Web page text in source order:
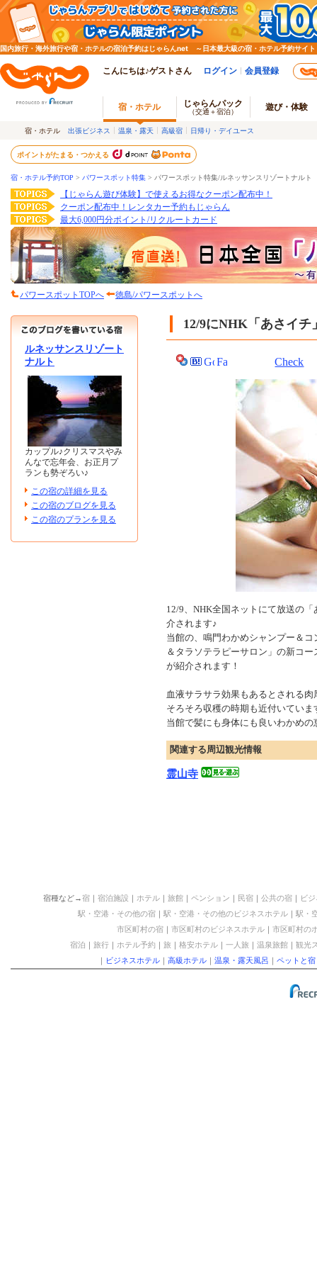
国内旅行・海外旅行や宿・ホテルの宿泊予約はじゃらんnet ～日本最大級の宿・ホテル予約サイト
こんにちは♪ゲストさん ログイン 会員登録
宿・ホテル じゃらんパック
（交通＋宿泊） 遊び・体験
宿・ホテル 出張ビジネス 温泉・露天 高級宿 日帰り・デイユース
ポイントがたまる・つかえる
宿・ホテル予約TOP > パワースポット特集 > パワースポット特集/ルネッサンスリゾートナルト
【じゃらん遊び体験】で使えるお得なクーポン配布中！
クーポン配布中！レンタカー予約もじゃらん
最大6,000円分ポイント/リクルートカード
パワースポットTOPへ 徳島/パワースポットへ
ルネッサンスリゾート
ナルト
カップル♪クリスマスやみ
んなで忘年会、お正月プ
ランも勢ぞろい♪
この宿の詳細を見る
この宿のブログを見る
この宿のプランを見る
12/9にNHK「あさイチ
Check
12/9、NHK全国ネットにて放送の
介されます♪
当館の、鳴門わかめシャンプー＆
＆タラソテラピーサロン」の新コ
が紹介されます！
血液サラサラ効果もあるとされる肉
そろそろ収穫の時期も近付いていま
当館で髪にも身体にも良いわかめ
関連する周辺観光情報
霊山寺
宿種など→宿 宿泊施設 ホテル 旅館 ペンション 民宿 公共の宿
ビ
駅・空港・その他の宿 ｜駅・空港・その他のビジネスホテル ｜駅・
市区町村の宿 ｜市区町村のビジネスホテル ｜市区町村の
宿泊
｜旅行 ホテル予約 ｜旅 ｜格安ホテル ｜一人旅 ｜温泉旅館 ｜観光
ビジネスホテル 高級ホテル 温泉・露天風呂 ペットと